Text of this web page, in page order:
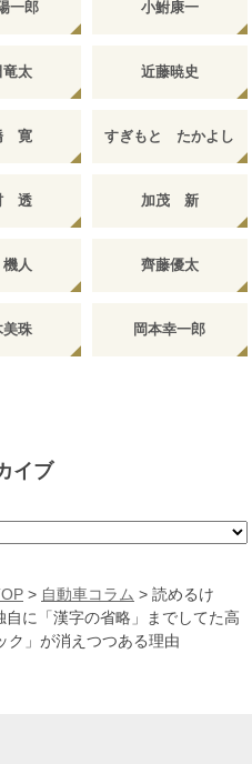
一郎 小鮒康一
竜太 近藤暁史
寛 すぎもと たかよし
透 加茂 新
人 齊藤優太
美珠 岡本幸一郎
イブ
> 自動車コラム > 読めるけ
「漢字の省略」までしてた高
ク」が消えつつある理由